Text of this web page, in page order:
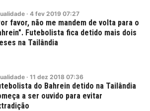
· 4 fev 2019 07:27
favor, não me mandem de volta para o
Futebolista fica detido mais dois
na Tailândia
· 11 dez 2018 07:36
do Bahrein detido na Tailândia
a ser ouvido para evitar